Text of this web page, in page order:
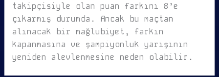
takipçisiyle olan puan farkını 8’e
çıkarmış durumda. Ancak bu maçtan
alınacak bir mağlubiyet, farkın
kapanmasına ve şampiyonluk yarışının
yeniden alevlenmesine neden olabilir.